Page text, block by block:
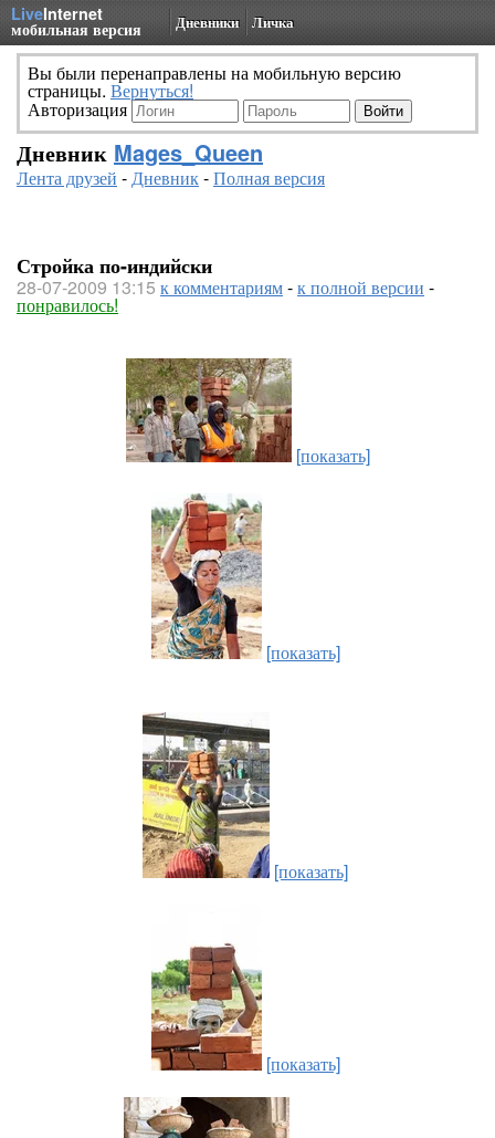
LiveInternet
мобильная версия Дневники Личка
Вы были перенаправлены на мобильную версию
страницы. Вернуться!
Авторизация
Дневник Mages_Queen
Лента друзей -Дневник-Полная версия
Стройка по-индийски
28-07-2009 13:15 к комментариям-к полной версии -
понравилось!
[показать]
[показать]
[показать]
[показать]